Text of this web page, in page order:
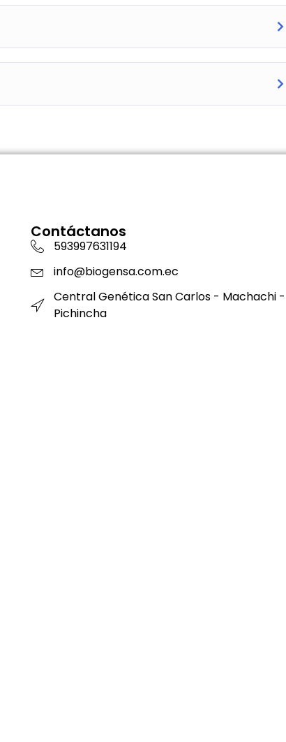
Contáctanos
593997631194
info@biogensa.com.ec
Central Genética San Carlos - Machachi -
Pichincha